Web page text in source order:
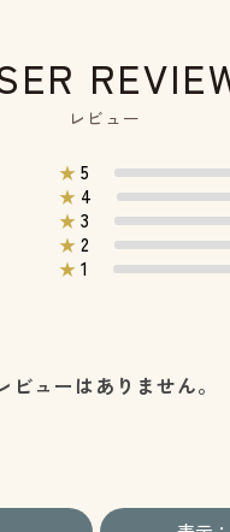
レビュー
★ 5
★ 4
★ 3
★ 2
★ 1
ビューはありません。